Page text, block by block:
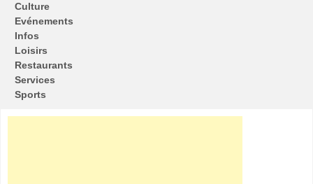
Culture
Evénements
Infos
Loisirs
Restaurants
Services
Sports